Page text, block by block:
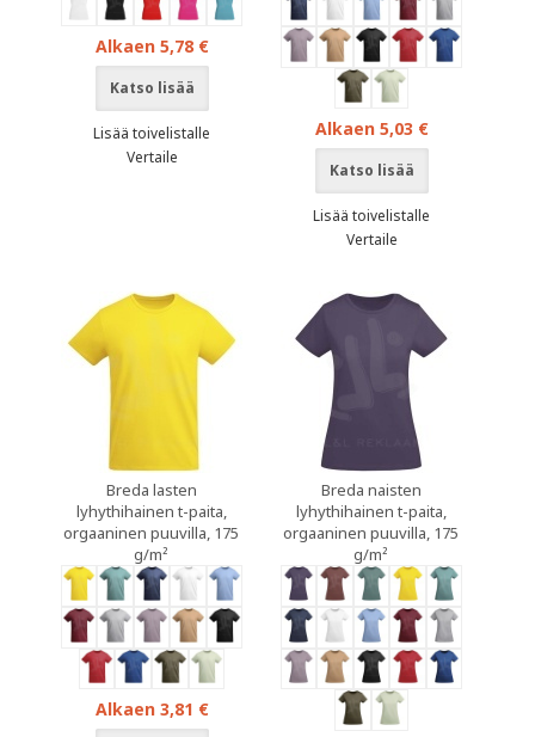
Alkaen 5,78 €
Katso lisää
Lisää toivelistalle
Vertaile
Alkaen 5,03 €
Katso lisää
Lisää toivelistalle
Vertaile
Breda lasten
lyhythihainen t-paita,
orgaaninen puuvilla, 175
g/m²
Alkaen 3,81 €
Breda naisten
lyhythihainen t-paita,
orgaaninen puuvilla, 175
g/m²